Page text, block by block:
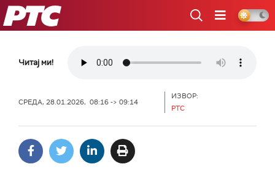
РТС
Читај ми!
СРЕДА, 28.01.2026, 08:16 -> 09:14
ИЗВОР:
РТС